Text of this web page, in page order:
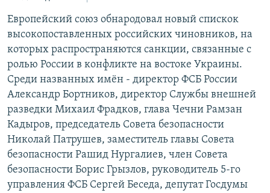
Перейти
поиску
РЕГИОН
НАГОРНЫЙ КАРАБАХ
КУЛЬТУРА
СПОРТ
АРХИВ
Հայերեն
English
Русский
Европейский союз обнародовал новый спискок
высокопоставленных российских чиновников, на
которых распространяются санкции, связанные с
ролью России в конфликте на востоке Украины.
Среди названных имён - директор ФСБ России
Александр Бортников, директор Службы внешней
разведки Михаил Фрадков, глава Чечни Рамзан
Кадыров, председатель Совета безопасности
Николай Патрушев, заместитель главы Совета
безопасности Рашид Нургалиев, член Совета
безопасности Борис Грызлов, руководитель 5-го
управления ФСБ Сергей Беседа, депутат Госдумы